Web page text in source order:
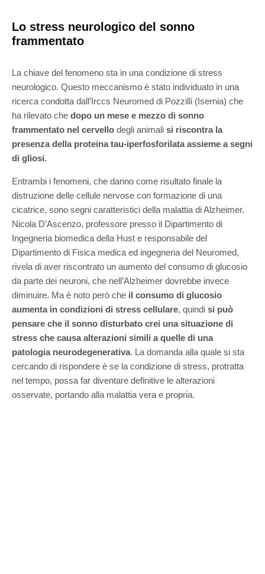
Lo stress neurologico del sonno
frammentato
La chiave del fenomeno sta in una condizione di stress
neurologico. Questo meccanismo è stato individuato in una
ricerca condotta dall’Irccs Neuromed di Pozzilli (Isernia) che
ha rilevato che dopo un mese e mezzo di sonno
frammentato nel cervello degli animali si riscontra la
presenza della proteina tau-iperfosforilata assieme a segni
di gliosi.
Entrambi i fenomeni, che danno come risultato finale la
distruzione delle cellule nervose con formazione di una
cicatrice, sono segni caratteristici della malattia di Alzheimer.
Nicola D’Ascenzo, professore presso il Dipartimento di
Ingegneria biomedica della Hust e responsabile del
Dipartimento di Fisica medica ed ingegneria del Neuromed,
rivela di aver riscontrato un aumento del consumo di glucosio
da parte dei neuroni, che nell’Alzheimer dovrebbe invece
diminuire. Ma è noto però che il consumo di glucosio
aumenta in condizioni di stress cellulare, quindi si può
pensare che il sonno disturbato crei una situazione di
stress che causa alterazioni simili a quelle di una
patologia neurodegenerativa. La domanda alla quale si sta
cercando di rispondere è se la condizione di stress, protratta
nel tempo, possa far diventare definitive le alterazioni
osservate, portando alla malattia vera e propria.